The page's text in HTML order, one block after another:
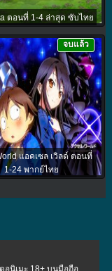
ตอนที่ 1-4 ล่าสุด ซับไทย
แอคเซล เวิลด์ ตอนที่
1-24 พากย์ไทย
จบแล้ว
อนิเมะ 18+ บนมือถือ